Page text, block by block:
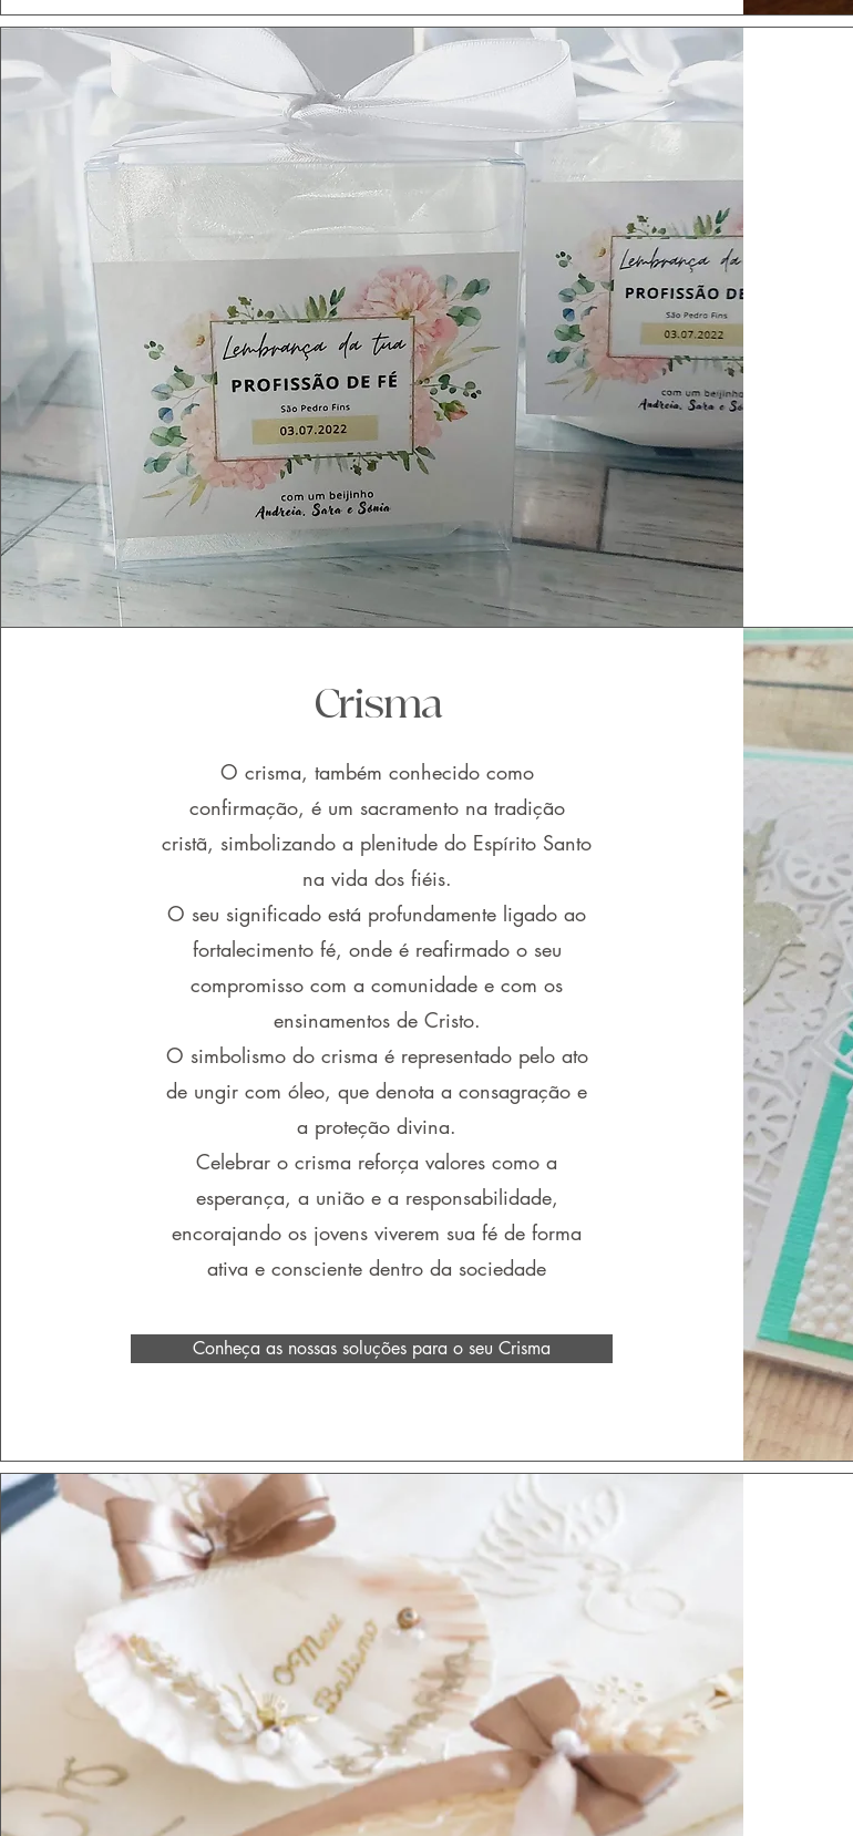
Crisma
O crisma, também conhecido como
confirmação, é um sacramento na tradição
cristã, simbolizando a plenitude do Espírito Santo
na vida dos fiéis.
O seu significado está profundamente ligado ao
fortalecimento fé, onde é reafirmado o seu
compromisso com a comunidade e com os
ensinamentos de Cristo.
O simbolismo do crisma é representado pelo ato
de ungir com óleo, que denota a consagração e
a proteção divina.
Celebrar o crisma reforça valores como a
esperança, a união e a responsabilidade,
encorajando os jovens viverem sua fé de forma
ativa e consciente dentro da sociedade
Conheça as nossas soluções para o seu Crisma